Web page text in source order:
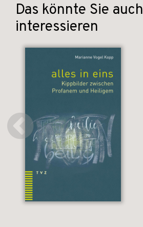
Das könnte Sie auch
interessieren